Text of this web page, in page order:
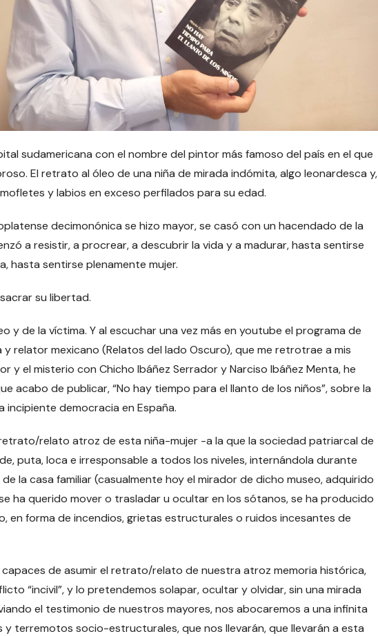
sudamericana con el nombre del pintor más famoso del país en el que
El retrato al óleo de una niña de mirada indómita, algo leonardesca y,
y labios en exceso perfilados para su edad.
decimonónica se hizo mayor, se casó con un hacendado de la
a resistir, a procrear, a descubrir la vida y a madurar, hasta sentirse
hasta sentirse plenamente mujer.
su libertad.
y de la víctima. Y al escuchar una vez más en youtube el programa de
relator mexicano (Relatos del lado Oscuro), que me retrotrae a mis
y el misterio con Chicho Ibáñez Serrador y Narciso Ibáñez Menta, he
acabo de publicar, “No hay tiempo para el llanto de los niños”, sobre la
incipiente democracia en España.
relato atroz de esta niña-mujer -a la que la sociedad patriarcal de
puta, loca e irresponsable a todos los niveles, internándola durante
la casa familiar (casualmente hoy el mirador de dicho museo, adquirido
ha querido mover o trasladar u ocultar en los sótanos, se ha producido
en forma de incendios, grietas estructurales o ruidos incesantes de
capaces de asumir el retrato/relato de nuestra atroz memoria histórica,
“incivil”, y lo pretendemos solapar, ocultar y olvidar, sin una mirada
el testimonio de nuestros mayores, nos abocaremos a una infinita
y terremotos socio-estructurales, que nos llevarán, que llevarán a esta